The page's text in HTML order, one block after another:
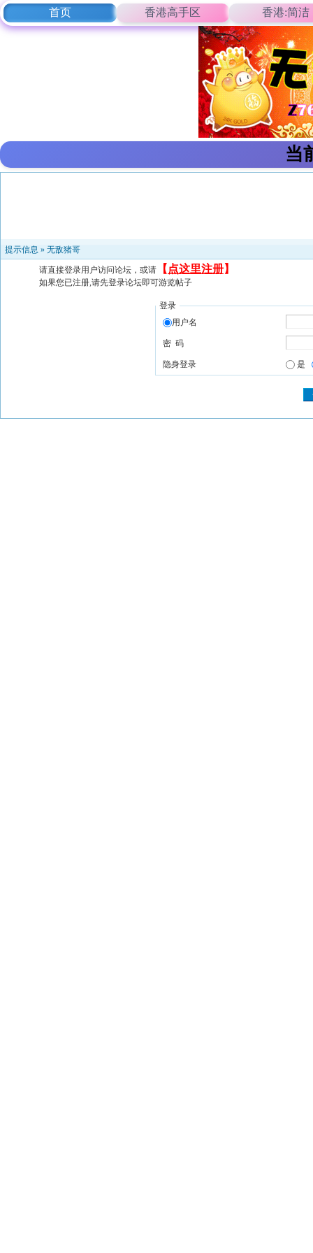
首页 香港高手区 香港:简洁
当
提示信息 » 无敌猪哥
请直接登录用户访问论坛，或请 【 点这里注册】
如果您已注册,请先登录论坛即可游览帖子
登录
用户名
密 码
隐身登录 是